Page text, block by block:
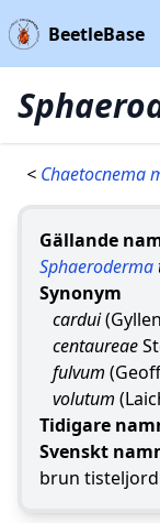
BeetleBase
< Chaetocnema
Gällande
Sphaeroderma
Synonym
cardui
centaureae
fulvum
volutum
Tidigare
Svenskt
brun